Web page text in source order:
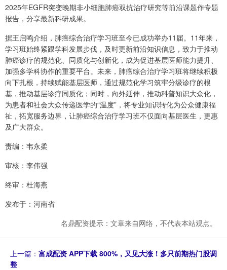
2025年EGFR突变晚期非小细胞肺癌双抗治疗研究等前沿课题作专题
报告，分享最新科研成果。
据王启鸣介绍，肺癌综合治疗学习班至今已成功举办11届。11年来，
学习班始终紧跟学科发展步伐，及时更新前沿知识信息，致力于推动
肺癌诊疗的规范化、同质化与创新化，成为促进基层医师能力提升、
加强多学科协作的重要平台。未来，肺癌综合治疗学习班将继续积极
向下扎根，持续赋能基层医师，通过规范化学习筑牢分级诊疗的根
基，推动基层诊疗同质化；同时，向外延伸，推动科普知识大众化，
为患者和社会大众传递医学的“温度”，将专业知识转化为公众健康福
祉，拓宽服务边界，让肺癌综合治疗学习班不仅面向基层医生，更惠
及广大群众。
责编：韦永柔
审核：李伟强
终审：杜海燕
发布于：河南省
名鼎配资提示：文章来自网络，不代表本站观点。
上一篇： 富成配资 APP下载 800%，又见大涨！多只前期热门股调
整